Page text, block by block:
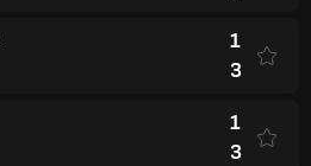
1
3
1
3